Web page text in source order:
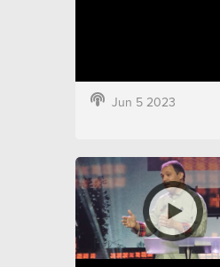
Jun 5 2023